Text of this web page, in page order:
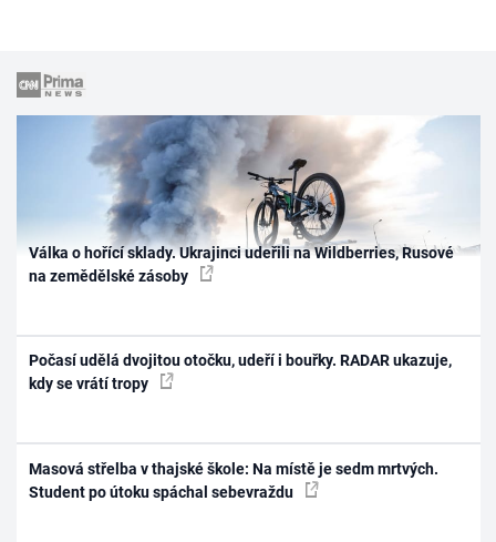
Válka o hořící sklady. Ukrajinci udeřili na Wildberries, Rusové
na zemědělské zásoby
Počasí udělá dvojitou otočku, udeří i bouřky. RADAR ukazuje,
kdy se vrátí tropy
Masová střelba v thajské škole: Na místě je sedm mrtvých.
Student po útoku spáchal sebevraždu